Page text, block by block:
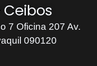
7 Oficina 207 Av.
090120